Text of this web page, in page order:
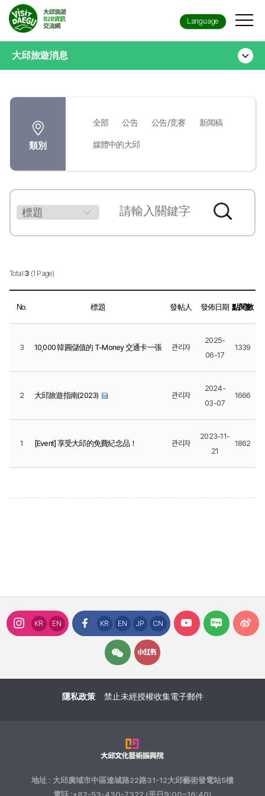
Language
大邱旅遊消息
類別
全部 公告 公告/竞赛 新闻稿
媒體中的大邱
Total 3 (1 Page)
No. 標題 發帖人 發佈日期 點閱數
3 10,000 韓圓儲值的 T-Money 交通卡一張 관리자
2025-
06-17
1339
2 大邱旅遊指南(2023) 관리자
2024-
03-07
1666
1 [Event] 享受大邱的免費紀念品！ 관리자
2023-11-
21
1862
KR EN KR EN JP CN
隱私政策 禁止未經授權收集電子郵件
地址 : 大邱廣域市中區達城路22路31-12大邱藝術發電站5樓